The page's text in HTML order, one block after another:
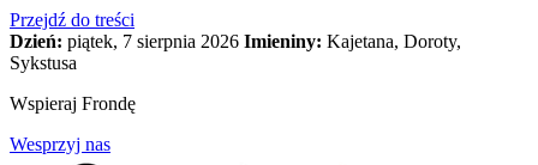
Przejdź do treści
Dzień: piątek, 7 sierpnia 2026 Imieniny: Kajetana, Doroty,
Sykstusa
Wspieraj Frondę
Wesprzyj nas